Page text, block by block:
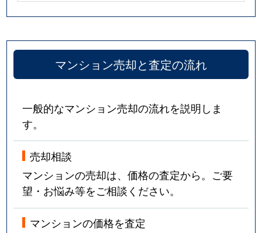
マンション売却と査定の流れ
一般的なマンション売却の流れを説明しま
す。
売却相談
マンションの売却は、価格の査定から。ご要
望・お悩み等をご相談ください。
マンションの価格を査定